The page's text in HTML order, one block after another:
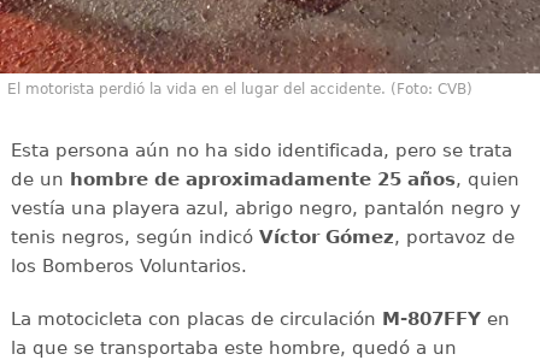
El motorista perdió la vida en el lugar del accidente. (Foto: CVB)
Esta persona aún no ha sido identificada, pero se trata
de un hombre de aproximadamente 25 años, quien
vestía una playera azul, abrigo negro, pantalón negro y
tenis negros, según indicó Víctor Gómez, portavoz de
los Bomberos Voluntarios.
La motocicleta con placas de circulación M-807FFYen
la que se transportaba este hombre, quedó a un